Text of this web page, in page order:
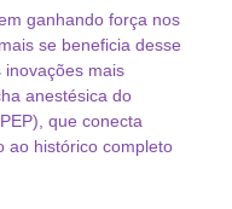
ganhando força nos
se beneficia desse
inovações mais
anestésica do
que conecta
ao histórico completo